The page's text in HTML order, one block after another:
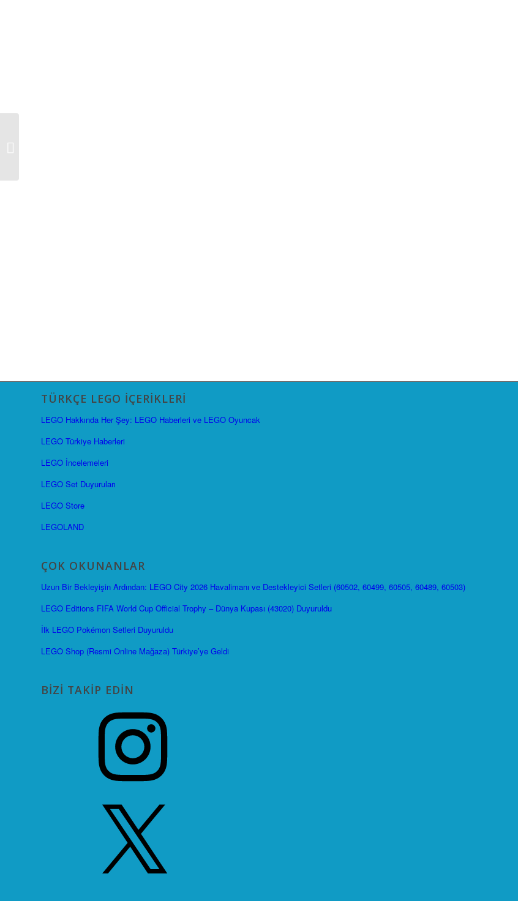
TÜRKÇE LEGO İÇERIKLERI
LEGO Hakkında Her Şey: LEGO Haberleri ve LEGO Oyuncak
LEGO Türkiye Haberleri
LEGO İncelemeleri
LEGO Set Duyuruları
LEGO Store
LEGOLAND
ÇOK OKUNANLAR
Uzun Bir Bekleyişin Ardından: LEGO City 2026 Havalimanı ve Destekleyici Setleri (60502, 60499, 60505, 60489, 60503)
LEGO Editions FIFA World Cup Official Trophy – Dünya Kupası (43020) Duyuruldu
İlk LEGO Pokémon Setleri Duyuruldu
LEGO Shop (Resmi Online Mağaza) Türkiye’ye Geldi
BIZI TAKIP EDIN